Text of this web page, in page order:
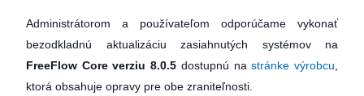
Administrátorom a používateľom odporúčame vykonať
bezodkladnú aktualizáciu zasiahnutých systémov na
FreeFlow Core verziu 8.0.5 dostupnú nastránke výrobcu
ktorá obsahuje opravy pre obe zraniteľnosti.